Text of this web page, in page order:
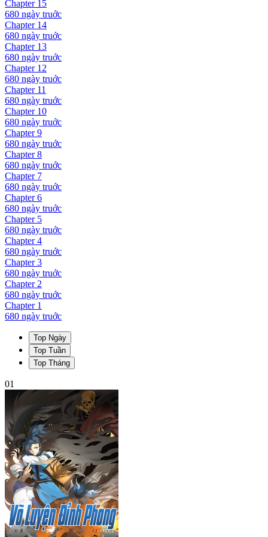
Chapter 15
680 ngày truớc
Chapter 14
680 ngày truớc
Chapter 13
680 ngày truớc
Chapter 12
680 ngày truớc
Chapter 11
680 ngày truớc
Chapter 10
680 ngày truớc
Chapter9
680 ngày truớc
Chapter8
680 ngày truớc
Chapter 7
680 ngày truớc
Chapter6
680 ngày truớc
Chapter 5
680 ngày truớc
Chapter4
680 ngày truớc
Chapter3
680 ngày truớc
Chapter2
680 ngày truớc
Chapter 1
680 ngày truớc
Top Ngày
Top Tuần
Top Tháng
01